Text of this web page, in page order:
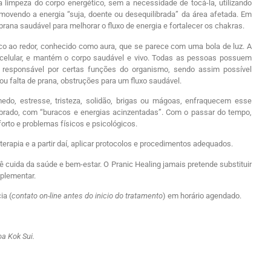
limpeza do corpo energético, sem a necessidade de tocá-la, utilizando
a energia “suja, doente ou desequilibrada” da área afetada. Em
saudável para melhorar o fluxo de energia e fortalecer os chakras.
ao redor, conhecido como aura, que se parece com uma bola de luz. A
e mantém o corpo saudável e vivo. Todas as pessoas possuem
por certas funções do organismo, sendo assim possível
falta de prana, obstruções para um fluxo saudável.
estresse, tristeza, solidão, brigas ou mágoas, enfraquecem esse
com “buracos e energias acinzentadas”. Com o passar do tempo,
e problemas físicos e psicológicos.
e a partir daí, aplicar protocolos e procedimentos adequados.
cuida da saúde e bem-estar. O Pranic Healing jamais pretende substituir
(contato on-line antes do inicio do tratamento) em horário agendado.
Kok Sui.